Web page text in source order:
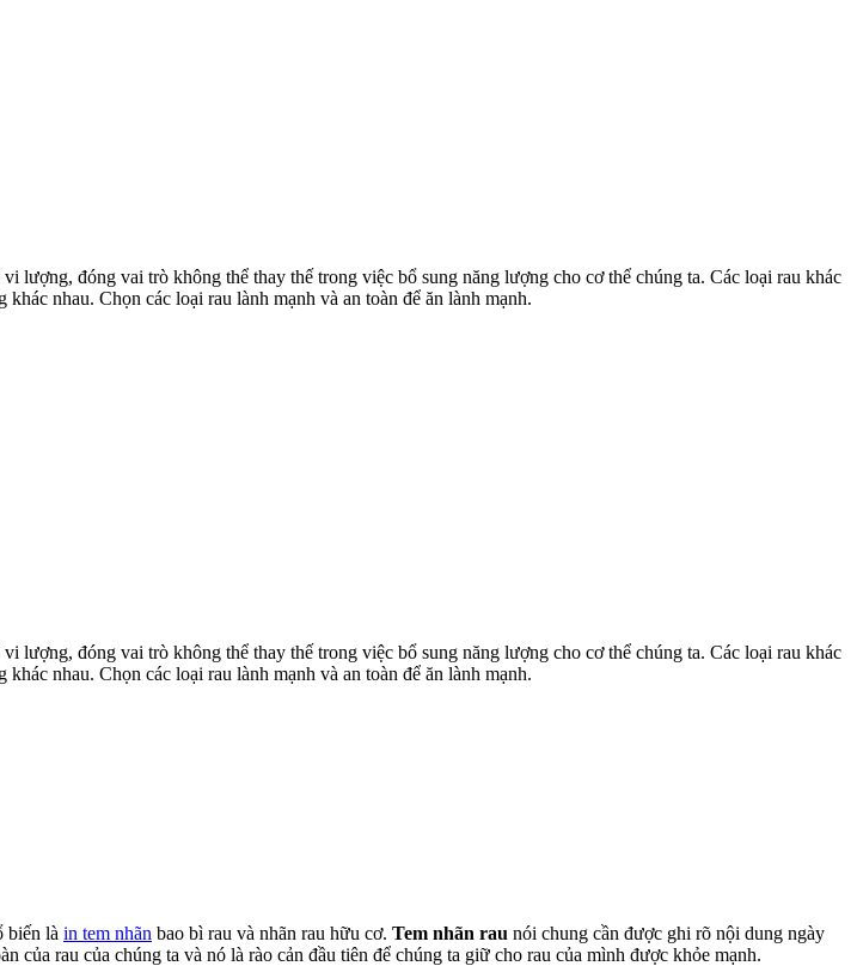
lượng, đóng vai trò không thể thay thế trong việc bổ sung năng lượng cho cơ thể chúng ta. Các loại rau khác
nhau. Chọn các loại rau lành mạnh và an toàn để ăn lành mạnh.
lượng, đóng vai trò không thể thay thế trong việc bổ sung năng lượng cho cơ thể chúng ta. Các loại rau khác
nhau. Chọn các loại rau lành mạnh và an toàn để ăn lành mạnh.
biến là in tem nhãn bao bì rau và nhãn rau hữu cơ. Tem nhãn rau nói chung cần được ghi rõ nội dung ngày
của rau của chúng ta và nó là rào cản đầu tiên để chúng ta giữ cho rau của mình được khỏe mạnh.